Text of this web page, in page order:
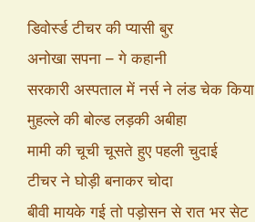
डिवोर्स्ड टीचर की प्यासी बुर
अनोखा सपना – गे कहानी
सरकारी अस्पताल में नर्स ने लंड चेक किया
मुहल्ले की बोल्ड लड़की अबीहा
मामी की चूची चूसते हुए पहली चुदाई
टीचर ने घोड़ी बनाकर चोदा
बीवी मायके गई तो पड़ोसन से रात भर सेट